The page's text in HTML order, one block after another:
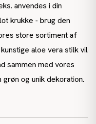
anvendes i din
krukke - brug den
store sortiment af
aloe vera stilk vil
sammen med vores
og unik dekoration.